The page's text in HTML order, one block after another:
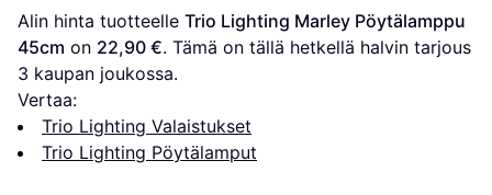
Alin hinta tuotteelle Trio Lighting Marley Pöytälamppu
45cm on 22,90 €
3 kaupan joukossa.
Vertaa:
Trio Lighting Valaistukset
Trio Lighting Pöytälamput